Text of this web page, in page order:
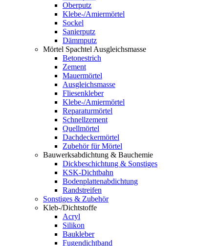
Oberputz
Klebe-/Amiermörtel
Sockel
Sanierputz
Dämmputz
Mörtel Spachtel Ausgleichsmasse
Betonestrich
Zement
Mauermörtel
Ausgleichsmasse
Fliesenkleber
Klebe-/Amiermörtel
Reparaturmörtel
Schnellzement
Quellmörtel
Dachdeckermörtel
Zubehör für Mörtel
Bauwerksabdichtung & Bauchemie
Dickbeschichtung & Sonstiges
KSK-Dichtbahn
Bodenplattenabdichtung
Randstreifen
Sonstiges & Zubehör
Kleb-/Dichtstoffe
Acryl
Silikon
Baukleber
Fugendichtband